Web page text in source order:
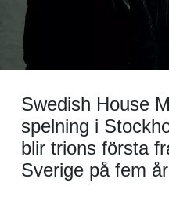
Swedish House
spelning i
blir trions första
Sverige på fem